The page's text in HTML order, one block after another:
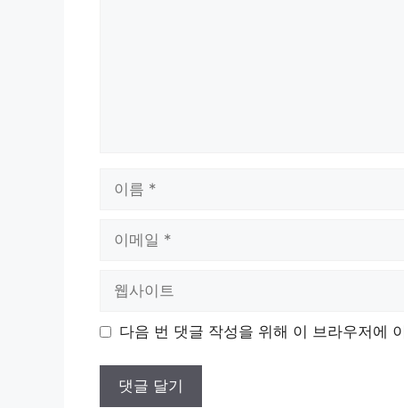
이 다음 번 댓글 작성을 위해 이 브라우저에